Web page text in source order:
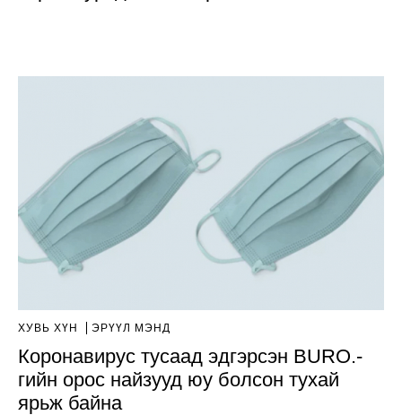
ХУВЬ ХҮН ЭРҮҮЛ МЭНД
Коронавирус тусаад эдгэрсэн BURO.-
гийн орос найзууд юу болсон тухай
ярьж байна